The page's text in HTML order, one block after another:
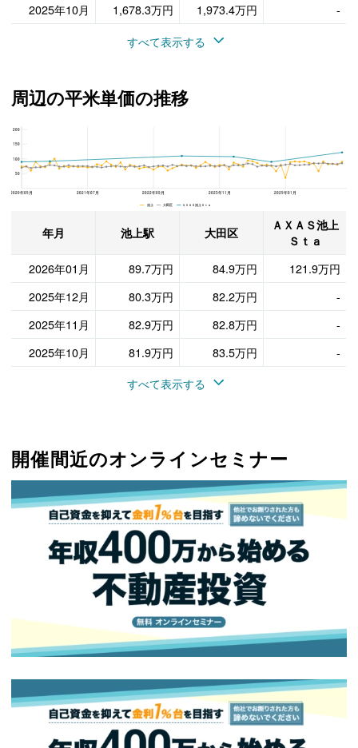
2025年10月
1,678.3万円 1,973.4万円
-
すべて表示する
周辺の平米単価の推移
2020年05月 2021年07月 2022年09月 2023年11月 2025年01月
200
150
100
50
池上 大田区 ＡＸＡＳ池上Ｓｔａ
年月 池上駅 大田区
ＡＸＡＳ池上
Ｓｔａ
2026年01月
89.7万円 84.9万円
121.9万円
2025年12月
80.3万円 82.2万円
-
2025年11月
82.9万円 82.8万円
-
2025年10月
81.9万円 83.5万円
-
すべて表示する
開催間近のオンラインセミナー